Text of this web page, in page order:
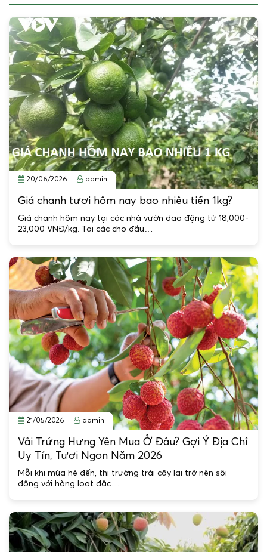
20/06/2026 admin
Giá chanh tươi hôm nay bao nhiêu tiền 1kg?
Giá chanh hôm nay tại các nhà vườn dao động từ 18,000-
23,000 VNĐ/kg. Tại các chợ đầu…
21/05/2026 admin
Vải Trứng Hưng Yên Mua Ở Đâu? Gợi Ý Địa Chỉ
Uy Tín, Tươi Ngon Năm 2026
Mỗi khi mùa hè đến, thị trường trái cây lại trở nên sôi
động với hàng loạt đặc…